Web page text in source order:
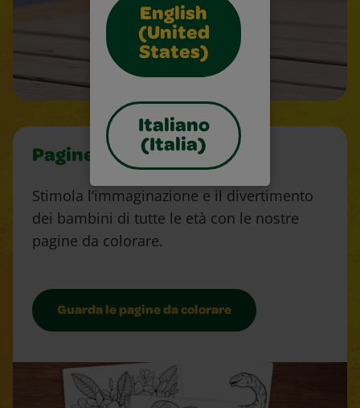
English
(United
States)
Italiano
(Italia)
Pagine da colorare
Stimola l’immaginazione e il divertimento
dei bambini di tutte le età con le nostre
pagine da colorare.
Guarda le pagine da colorare